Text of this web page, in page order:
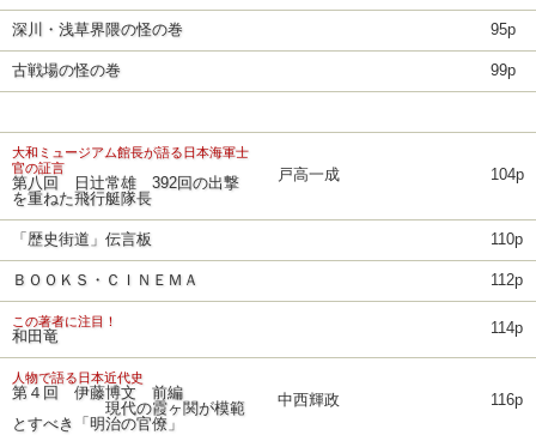
深川・浅草界隈の怪の巻 95p
古戦場の怪の巻 99p
大和ミュージアム館長が語る日本海軍士
官の証言
第八回 日辻常雄 392回の出撃
を重ねた飛行艇隊長
戸高一成 104p
「歴史街道」伝言板 110p
ＢＯＯＫＳ・ＣＩＮＥＭＡ 112p
この著者に注目！
和田竜 114p
人物で語る日本近代史
第４回 伊藤博文 前編
現代の霞ヶ関が模範
とすべき「明治の官僚」
中西輝政 116p